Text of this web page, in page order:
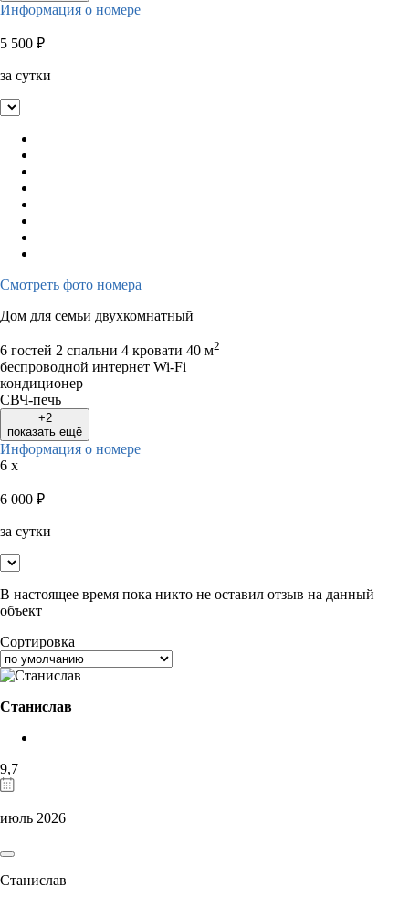
Информация о номере
5 500 ₽
за сутки
Смотреть фото номера
Дом для семьи двухкомнатный
6 гостей 2 спальни 4 кровати 40 м2
беспроводной интернет Wi-Fi
кондиционер
СВЧ-печь
+2
показать ещё
Информация о номере
6 x
6 000 ₽
за сутки
В настоящее время пока никто не оставил отзыв на данный
объект
Сортировка
Станислав
9,7
июль 2026
Станислав